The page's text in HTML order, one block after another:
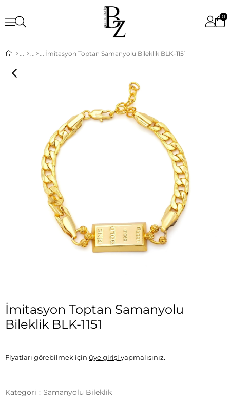
0
İmitasyon Toptan Samanyolu Bileklik BLK-1151
İmitasyon Toptan Samanyolu
Bileklik BLK-1151
Fiyatları görebilmek için üye girişi yapmalısınız.
Kategori : Samanyolu Bileklik